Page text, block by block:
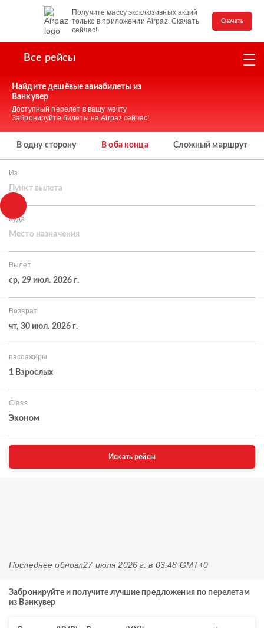
Получите массу эксклюзивных акций
только в приложении Airpaz. Скачать
сейчас!
Скачать
Все рейсы
Найдите дешёвые авиабилеты из
Ванкувер
Доступный перелет в вашу мечту.
Забронируйте билеты на Airpaz сейчас!
В одну сторону В оба конца Сложный маршрут
Из
Пункт вылета
Куда
Место назначения
Вылет
ср, 29 июл. 2026 г.
Возврат
чт, 30 июл. 2026 г.
пассажиры
1 Взрослых
Class
Эконом
Искать рейсы
Последнее обновл27 июля 2026 г. в 03:48 GMT+0
Забронируйте и получите лучшие предложения по перелетам
из Ванкувер